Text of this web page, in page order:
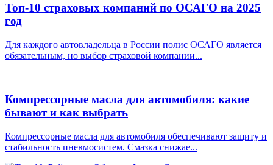
Топ-10 страховых компаний по ОСАГО на 2025
год
Для каждого автовладельца в России полис ОСАГО является
обязательным, но выбор страховой компании...
Компрессорные масла для автомобиля: какие
бывают и как выбрать
Компрессорные масла для автомобиля обеспечивают защиту и
стабильность пневмосистем. Смазка снижае...